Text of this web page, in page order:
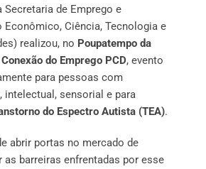
Secretaria de Emprego e
Econômico, Ciência, Tecnologia e
realizou, no Poupatempo da
do Emprego PCD, evento
para pessoas com
intelectual, sensorial e para
do Espectro Autista (TEA).
abrir portas no mercado de
as barreiras enfrentadas por esse